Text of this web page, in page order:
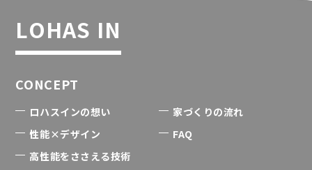
LOHAS IN
CONCEPT
ロハスインの想い
性能×デザイン
高性能をささえる技術
家づくりの流れ
FAQ